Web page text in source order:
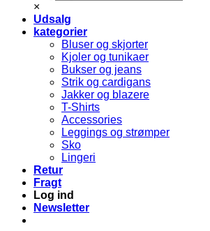
×
Udsalg
kategorier
Bluser og skjorter
Kjoler og tunikaer
Bukser og jeans
Strik og cardigans
Jakker og blazere
T-Shirts
Accessories
Leggings og strømper
Sko
Lingeri
Retur
Fragt
Log ind
Newsletter